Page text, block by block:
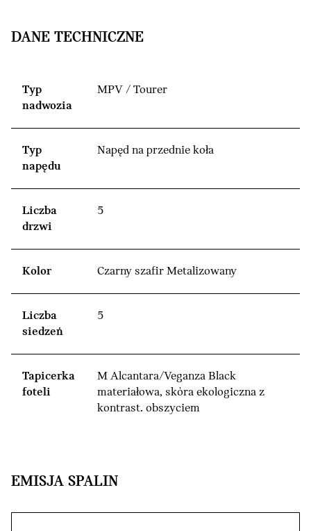
DANE TECHNICZNE
Typ
nadwozia
MPV / Tourer
Typ
napędu
Napęd na przednie koła
Liczba
drzwi
5
Kolor Czarny szafir Metalizowany
Liczba
siedzeń
5
Tapicerka
foteli
M Alcantara/Veganza Black
materiałowa, skóra ekologiczna z
kontrast. obszyciem
EMISJA SPALIN